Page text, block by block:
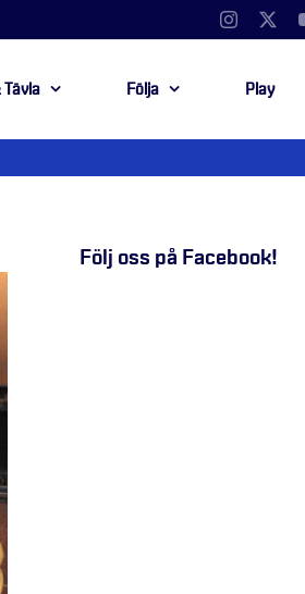
Instagram
Tävla Följa Play
Följ oss på Facebook!